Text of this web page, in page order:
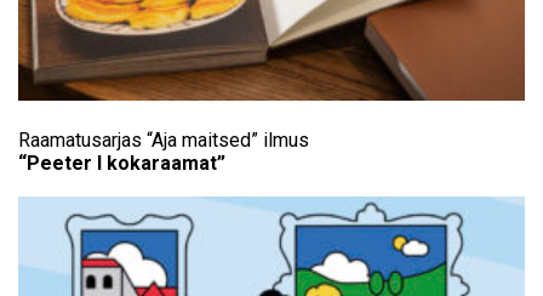
Raamatusarjas “Aja maitsed” ilmus
“Peeter I kokaraamat”